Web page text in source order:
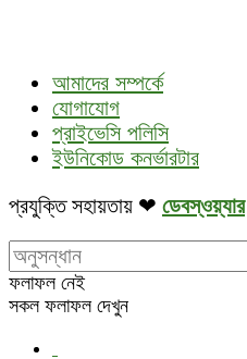
আমাদের সম্পর্কে
যোগাযোগ
প্রাইভেসি পলিসি
ইউনিকোড কনর্ভারটার
প্রযুক্তি সহায়তায় ❤ ডেবস্ওয়্যার
ফলাফল নেই
সকল ফলাফল দেখুন